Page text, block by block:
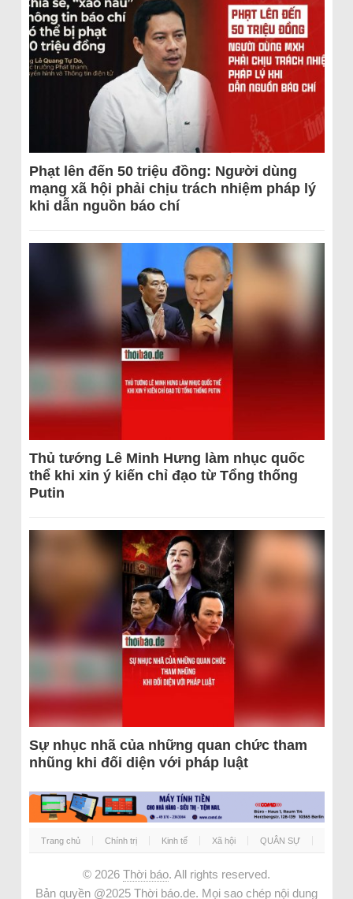
Phạt lên đến 50 triệu đồng: Người dùng
mạng xã hội phải chịu trách nhiệm pháp lý
khi dẫn nguồn báo chí
Thủ tướng Lê Minh Hưng làm nhục quốc
thể khi xin ý kiến chỉ đạo từ Tổng thống
Putin
Sự nhục nhã của những quan chức tham
nhũng khi đối diện với pháp luật
Trang chủ Chính trị Kinh tế Xã hội QUÂN SỰ
© 2026 Thời báo. All rights reserved.
Bản quyền @2025 Thời báo.de. Mọi sao chép nội dung